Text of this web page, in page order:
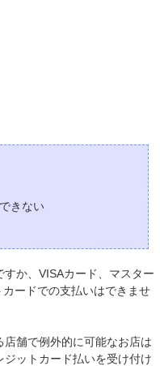
きない
か、VISAカード、マスター
ードでの支払いはできませ
舗で例外的に可能なお店は
ットカード払いを受け付け